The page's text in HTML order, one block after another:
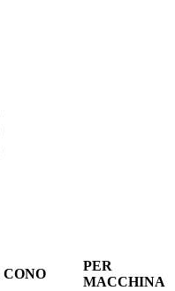
CONO
PER
MACCHINA